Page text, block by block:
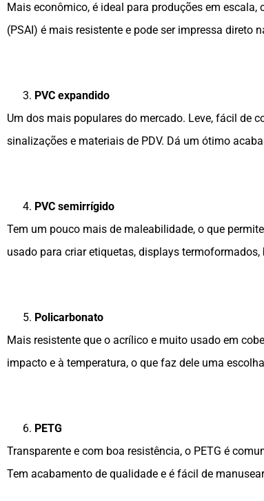
Mais econômico, é ideal para produções em
(PSAI) é mais resistente e pode ser impressa direto
PVC expandido
Um dos mais populares do mercado. Leve, fácil de
sinalizações e materiais de PDV. Dá um ótimo
PVC semirrígido
Tem um pouco mais de maleabilidade, o que
usado para criar etiquetas, displays termoformados,
Policarbonato
Mais resistente que o acrílico e muito usado em
impacto e à temperatura, o que faz dele uma
PETG
Transparente e com boa resistência, o PETG é
Tem acabamento de qualidade e é fácil de